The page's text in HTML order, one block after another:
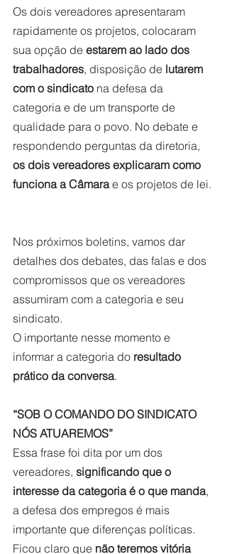
Os dois vereadores apresentaram
rapidamente os projetos, colocaram
sua opção de estarem ao lado dos
trabalhadores, disposição de lutarem
com o sindicato na defesa da
categoria e de um transporte de
qualidade para o povo. No debate e
respondendo perguntas da diretoria,
os dois vereadores explicaram como
funciona a Câmara e os projetos de lei.
Nos próximos boletins, vamos dar
detalhes dos debates, das falas e dos
compromissos que os vereadores
assumiram com a categoria e seu
sindicato.
O importante nesse momento e
informar a categoria do resultado
prático da conversa.
“SOB O COMANDO DO SINDICATO
NÓS ATUAREMOS”
Essa frase foi dita por um dos
vereadores, significando que o
interesse da categoria é o que manda,
a defesa dos empregos é mais
importante que diferenças políticas.
Ficou claro que não teremos vitória